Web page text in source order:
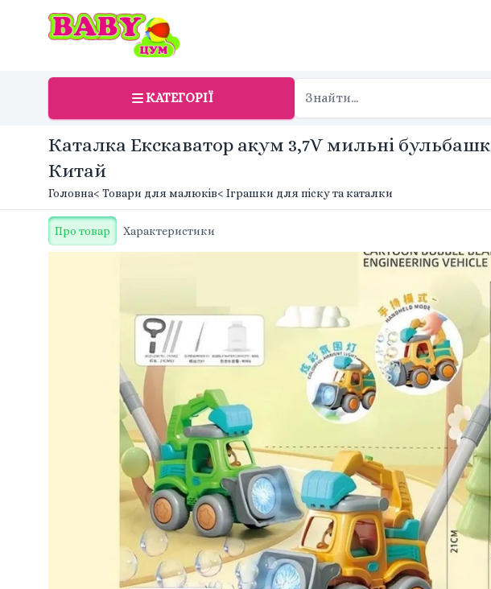
КАТЕГОРІЇ
Каталка Екскаватор акум 3,7V мильні
Китай
Головна< Товари для малюків< Іграшки для піску та каталки
Про товар Характеристики